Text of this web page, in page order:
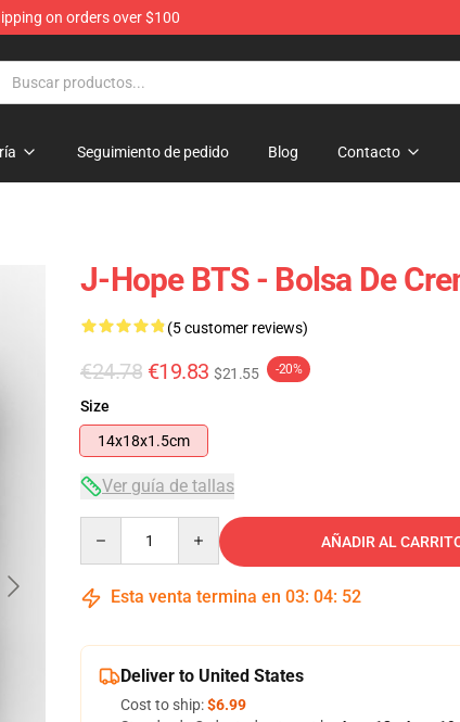
on orders over $100
Seguimiento de pedido Blog Contacto
J-Hope BTS - Bolsa De
(5 customer reviews)
€24.78 €19.83 $21.55 -20%
Size
14x18x1.5cm
Ver guía de tallas
AÑADIR AL
Esta venta termina en 03: 04: 52
Deliver to United States
Cost to ship:$6.99